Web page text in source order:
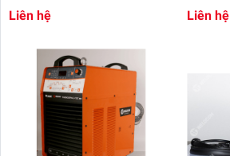
Liên hệ Liên hệ